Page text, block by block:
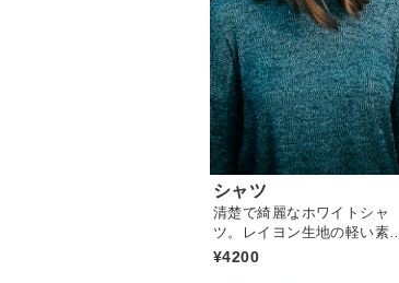
シャツ
清楚で綺麗なホワイトシャ
ツ。レイヨン生地の軽い素材
です
¥4200